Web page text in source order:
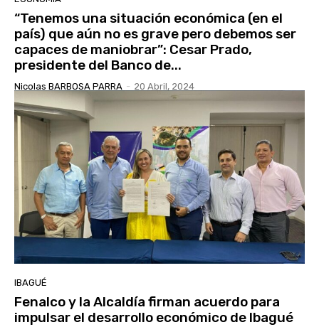
“Tenemos una situación económica (en el
país) que aún no es grave pero debemos ser
capaces de maniobrar”: Cesar Prado,
presidente del Banco de...
Nicolas BARBOSA PARRA - 20 Abril, 2024
IBAGUÉ
Fenalco y la Alcaldía firman acuerdo para
impulsar el desarrollo económico de Ibagué